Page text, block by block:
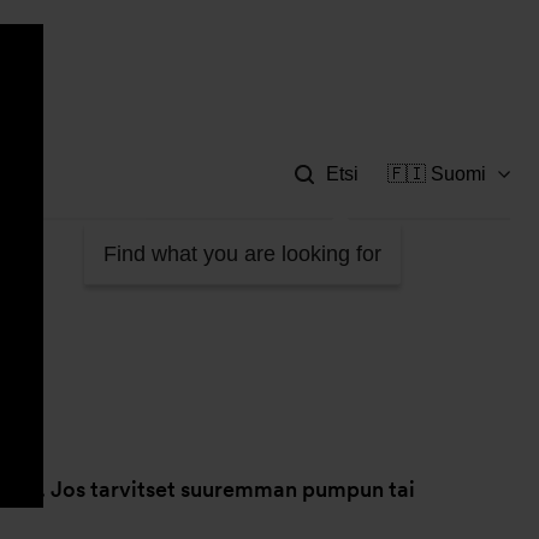
Find what you are looking for
Etsi 🇫🇮 Suomi
Jos tarvitset suuremman pumpun tai